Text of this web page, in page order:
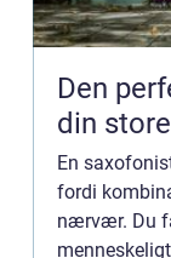
Den
din
En
fordi
nærvær. Du